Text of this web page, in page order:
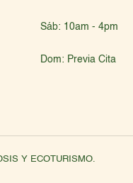
Sáb: 10am - 4pm
Dom: Previa Cita
Y ECOTURISMO.